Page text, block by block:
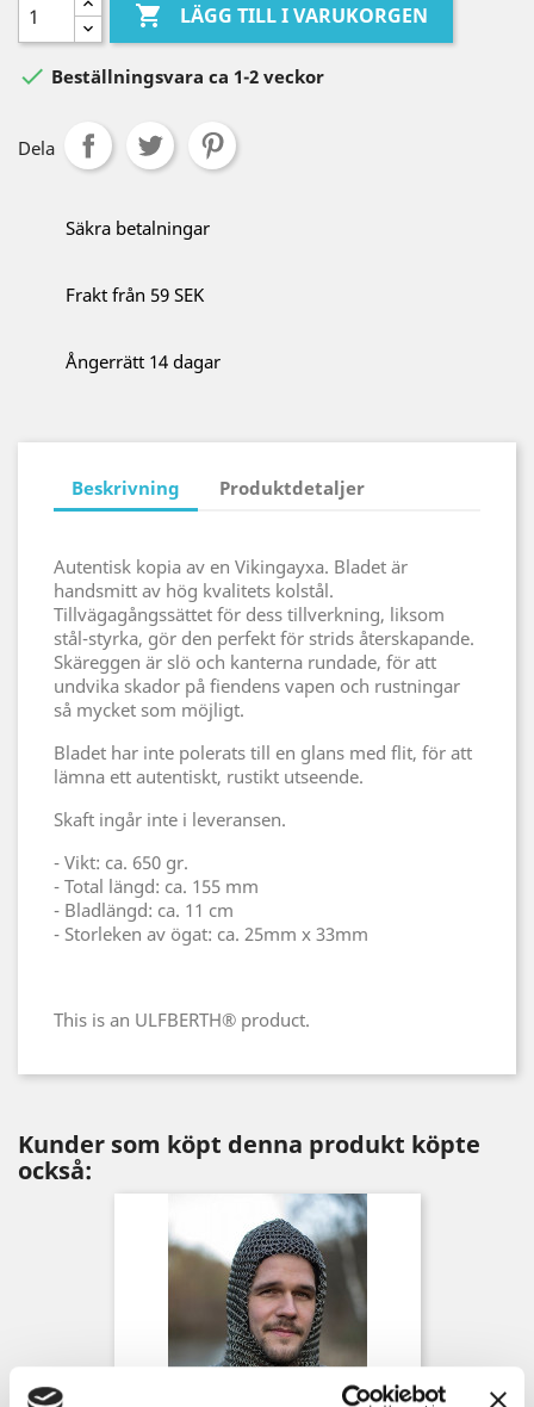
 LÄGG TILL I VARUKORGEN
 Beställningsvara ca 1-2 veckor
Dela
Säkra betalningar
Frakt från 59 SEK
Ångerrätt 14 dagar
Beskrivning Produktdetaljer
Autentisk kopia av en Vikingayxa. Bladet är
handsmitt av hög kvalitets kolstål.
Tillvägagångssättet för dess tillverkning, liksom
stål-styrka, gör den perfekt för strids återskapande.
Skäreggen är slö och kanterna rundade, för att
undvika skador på fiendens vapen och rustningar
så mycket som möjligt.
Bladet har inte polerats till en glans med flit, för att
lämna ett autentiskt, rustikt utseende.
Skaft ingår inte i leveransen.
- Vikt: ca. 650 gr.
- Total längd: ca. 155 mm
- Bladlängd: ca. 11 cm
- Storleken av ögat: ca. 25mm x 33mm
This is an ULFBERTH® product.
Kunder som köpt denna produkt köpte
också: